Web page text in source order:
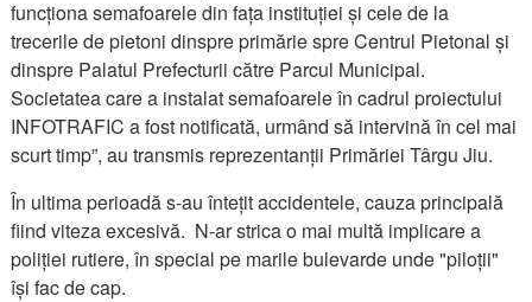
funcționa semafoarele din fața instituției și cele de la
trecerile de pietoni dinspre primărie spre Centrul Pietonal și
dinspre Palatul Prefecturii către Parcul Municipal.
Societatea care a instalat semafoarele în cadrul proiectului
INFOTRAFIC a fost notificată, urmând să intervină în cel mai
scurt timp”, au transmis reprezentanții Primăriei Târgu Jiu.
În ultima perioadă s-au întețit accidentele, cauza principală
fiind viteza excesivă. N-ar strica o mai multă implicare a
poliției rutiere, în special pe marile bulevarde unde "piloții"
își fac de cap.